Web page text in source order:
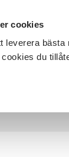
cookies
leverera
du
SÖK